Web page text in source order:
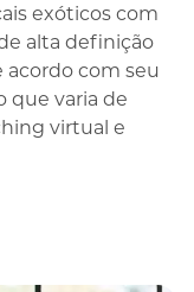
exóticos com
alta definição
acordo com seu
que varia de
virtual e